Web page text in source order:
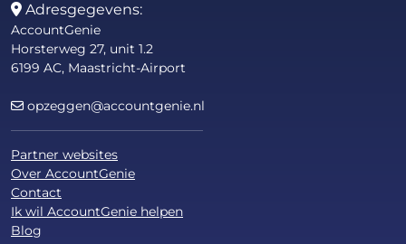
Adresgegevens:
AccountGenie
Horsterweg 27, unit 1.2
6199 AC, Maastricht-Airport
opzeggen@accountgenie.nl
Partner websites
Over AccountGenie
Contact
Ik wil AccountGenie helpen
Blog